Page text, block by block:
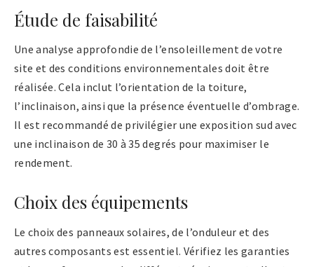
Étude de faisabilité
Une analyse approfondie de l’ensoleillement de votre
site et des conditions environnementales doit être
réalisée. Cela inclut l’orientation de la toiture,
l’inclinaison, ainsi que la présence éventuelle d’ombrage.
Il est recommandé de privilégier une exposition sud avec
une inclinaison de 30 à 35 degrés pour maximiser le
rendement.
Choix des équipements
Le choix des panneaux solaires, de l’onduleur et des
autres composants est essentiel. Vérifiez les garanties